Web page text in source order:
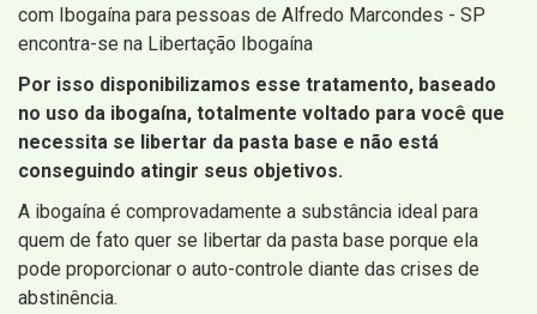
com Ibogaína para pessoas de Alfredo Marcondes - SP
encontra-se na Libertação Ibogaína
Por isso disponibilizamos esse tratamento, baseado
no uso da ibogaína, totalmente voltado para você que
necessita se libertar da pasta base e não está
conseguindo atingir seus objetivos.
A ibogaína é comprovadamente a substância ideal para
quem de fato quer se libertar da pasta base porque ela
pode proporcionar o auto-controle diante das crises de
abstinência.